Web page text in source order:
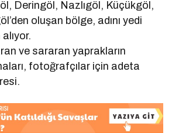
Deringöl, Nazlıgöl, Küçükgöl,
oluşan bölge, adını yedi
ve sararan yaprakların
fotoğrafçılar için adeta